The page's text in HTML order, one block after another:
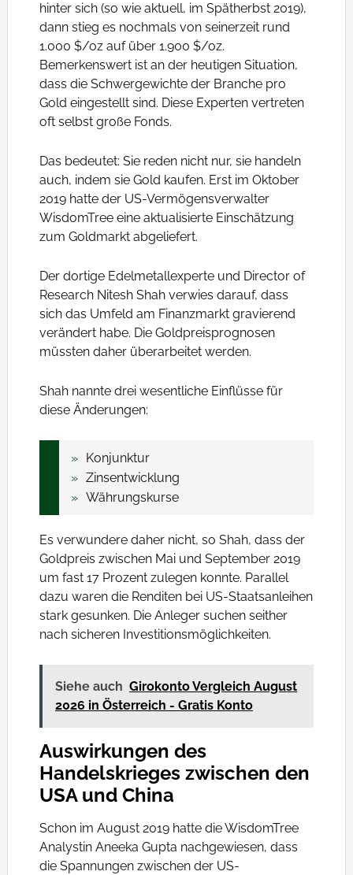
hinter sich (so wie aktuell, im Spätherbst 2019),
dann stieg es nochmals von seinerzeit rund
1.000 $/oz auf über 1.900 $/oz.
Bemerkenswert ist an der heutigen Situation,
dass die Schwergewichte der Branche pro
Gold eingestellt sind. Diese Experten vertreten
oft selbst große Fonds.
Das bedeutet: Sie reden nicht nur, sie handeln
auch, indem sie Gold kaufen. Erst im Oktober
2019 hatte der US-Vermögensverwalter
WisdomTree eine aktualisierte Einschätzung
zum Goldmarkt abgeliefert.
Der dortige Edelmetallexperte und Director of
Research Nitesh Shah verwies darauf, dass
sich das Umfeld am Finanzmarkt gravierend
verändert habe. Die Goldpreisprognosen
müssten daher überarbeitet werden.
Shah nannte drei wesentliche Einflüsse für
diese Änderungen:
Konjunktur
Zinsentwicklung
Währungskurse
Es verwundere daher nicht, so Shah, dass der
Goldpreis zwischen Mai und September 2019
um fast 17 Prozent zulegen konnte. Parallel
dazu waren die Renditen bei US-Staatsanleihen
stark gesunken. Die Anleger suchen seither
nach sicheren Investitionsmöglichkeiten.
Siehe auch Girokonto Vergleich August
2026 in Österreich - Gratis Konto
Auswirkungen des
Handelskrieges zwischen den
USA und China
Schon im August 2019 hatte die WisdomTree
Analystin Aneeka Gupta nachgewiesen, dass
die Spannungen zwischen der US-